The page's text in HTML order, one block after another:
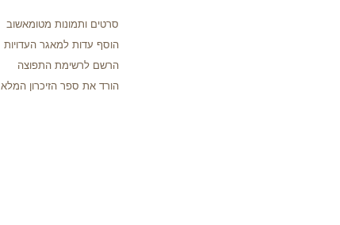
סרטים ותמונות מטומאשוב
הוסף עדות למאגר העדויות
הרשם לרשימת התפוצה
הורד את ספר הזיכרון המלא